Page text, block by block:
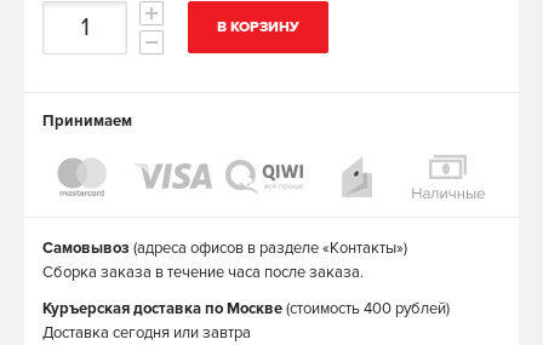
В КОРЗИНУ
Принимаем
Самовывоз (адреса офисов в разделе «Контакты»)
Сборка заказа в течение часа после заказа.
Куръерская доставка по Москве(стоимость 400 рублей)
Доставка сегодня или завтра